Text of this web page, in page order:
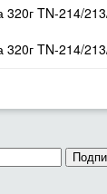
320г TN-214/
TN-214/